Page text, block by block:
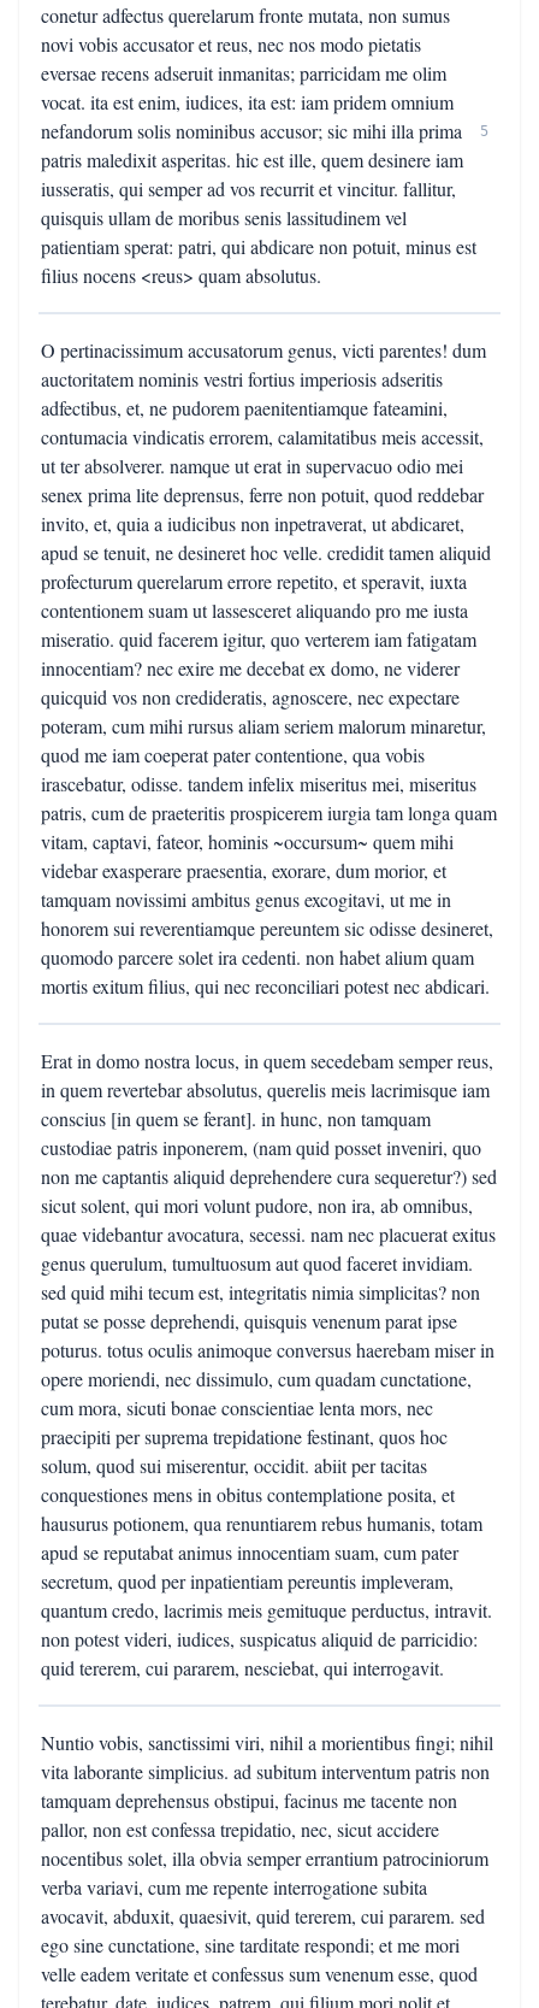
conetur adfectus querelarum fronte mutata, non sumus
novi vobis accusator et reus, nec nos modo pietatis
eversae recens adseruit inmanitas; parricidam me olim
vocat. ita est enim, iudices, ita est: iam pridem omnium
nefandorum solis nominibus accusor; sic mihi illa prima
patris maledixit asperitas. hic est ille, quem desinere iam
iusseratis, qui semper ad vos recurrit et vincitur. fallitur,
quisquis ullam de moribus senis lassitudinem vel
patientiam sperat: patri, qui abdicare non potuit, minus est
filius nocens <reus> quam absolutus.
5
O pertinacissimum accusatorum genus, victi parentes! dum
auctoritatem nominis vestri fortius imperiosis adseritis
adfectibus, et, ne pudorem paenitentiamque fateamini,
contumacia vindicatis errorem, calamitatibus meis accessit,
ut ter absolverer. namque ut erat in supervacuo odio mei
senex prima lite deprensus, ferre non potuit, quod reddebar
invito, et, quia a iudicibus non inpetraverat, ut abdicaret,
apud se tenuit, ne desineret hoc velle. credidit tamen aliquid
profecturum querelarum errore repetito, et speravit, iuxta
contentionem suam ut lassesceret aliquando pro me iusta
miseratio. quid facerem igitur, quo verterem iam fatigatam
innocentiam? nec exire me decebat ex domo, ne viderer
quicquid vos non credideratis, agnoscere, nec expectare
poteram, cum mihi rursus aliam seriem malorum minaretur,
quod me iam coeperat pater contentione, qua vobis
irascebatur, odisse. tandem infelix miseritus mei, miseritus
patris, cum de praeteritis prospicerem iurgia tam longa quam
vitam, captavi, fateor, hominis ~occursum~ quem mihi
videbar exasperare praesentia, exorare, dum morior, et
tamquam novissimi ambitus genus excogitavi, ut me in
honorem sui reverentiamque pereuntem sic odisse desineret,
quomodo parcere solet ira cedenti. non habet alium quam
mortis exitum filius, qui nec reconciliari potest nec abdicari.
Erat in domo nostra locus, in quem secedebam semper reus,
in quem revertebar absolutus, querelis meis lacrimisque iam
conscius [in quem se ferant]. in hunc, non tamquam
custodiae patris inponerem, (nam quid posset inveniri, quo
non me captantis aliquid deprehendere cura sequeretur?) sed
sicut solent, qui mori volunt pudore, non ira, ab omnibus,
quae videbantur avocatura, secessi. nam nec placuerat exitus
genus querulum, tumultuosum aut quod faceret invidiam.
sed quid mihi tecum est, integritatis nimia simplicitas? non
putat se posse deprehendi, quisquis venenum parat ipse
poturus. totus oculis animoque conversus haerebam miser in
opere moriendi, nec dissimulo, cum quadam cunctatione,
cum mora, sicuti bonae conscientiae lenta mors, nec
praecipiti per suprema trepidatione festinant, quos hoc
solum, quod sui miserentur, occidit. abiit per tacitas
conquestiones mens in obitus contemplatione posita, et
hausurus potionem, qua renuntiarem rebus humanis, totam
apud se reputabat animus innocentiam suam, cum pater
secretum, quod per inpatientiam pereuntis impleveram,
quantum credo, lacrimis meis gemituque perductus, intravit.
non potest videri, iudices, suspicatus aliquid de parricidio:
quid tererem, cui pararem, nesciebat, qui interrogavit.
Nuntio vobis, sanctissimi viri, nihil a morientibus fingi; nihil
vita laborante simplicius. ad subitum interventum patris non
tamquam deprehensus obstipui, facinus me tacente non
pallor, non est confessa trepidatio, nec, sicut accidere
nocentibus solet, illa obvia semper errantium patrociniorum
verba variavi, cum me repente interrogatione subita
avocavit, abduxit, quaesivit, quid tererem, cui pararem. sed
ego sine cunctatione, sine tarditate respondi; et me mori
velle eadem veritate et confessus sum venenum esse, quod
terebatur. date, iudices, patrem, qui filium mori nolit et